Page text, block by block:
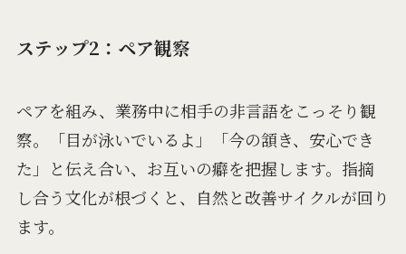
ステップ2：ペア観察
ペアを組み、業務中に相手の非言語をこっそり観
察。「目が泳いでいるよ」「今の頷き、安心でき
た」と伝え合い、お互いの癖を把握します。指摘
し合う文化が根づくと、自然と改善サイクルが回り
ます。